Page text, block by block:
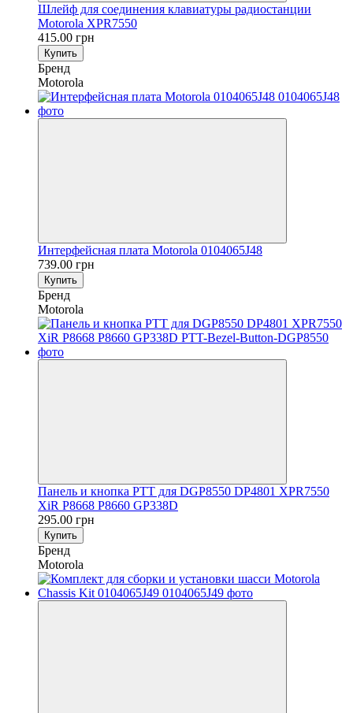
Шлейф для соединения клавиатуры радиостанции
Motorola XPR7550
415.00 грн
Купить
Бренд
Motorola
Интерфейсная плата Motorola 0104065J48
739.00 грн
Купить
Бренд
Motorola
Панель и кнопка PTT для DGP8550 DP4801 XPR7550
XiR P8668 P8660 GP338D
295.00 грн
Купить
Бренд
Motorola